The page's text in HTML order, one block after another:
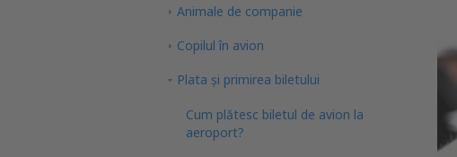
Animale de companie
Copilul în avion
Plata şi primirea biletului
Cum plătesc biletul de avion la
aeroport?